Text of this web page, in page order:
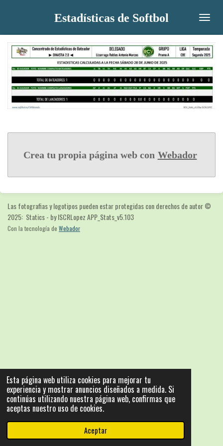
Esta página web utiliza cookies para mejorar tu
experiencia y mostrar anuncios diseñados a medida. Si
continúas utilizando nuestra página web, confirmas que
aceptas nuestro uso de cookies.
Aceptar
contenido
principal
Estadísticas de Softbol
Crea tu propia página web con Webador
Las fotografias y logotipos pueden estar protegidas con derechos de autor©
2025: Statics - by ISCRLopez APP_Stats_v5.103
Con la tecnología de Webador